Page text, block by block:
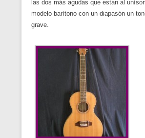
las dos más agudas que están al
modelo barítono con un diapasón un
grave.